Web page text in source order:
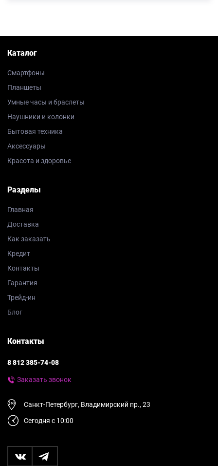
Каталог
Смартфоны
Планшеты
Умные часы и браслеты
Наушники и колонки
Бытовая техника
Аксессуары
Красота и здоровье
Разделы
Главная
Доставка
Как заказать
Кредит
Контакты
Гарантия
Трейд-ин
Блог
Контакты
8 812 385-74-08
Заказать звонок
Санкт-Петербург, Владимирский пр., 23
Сегодня с 10:00